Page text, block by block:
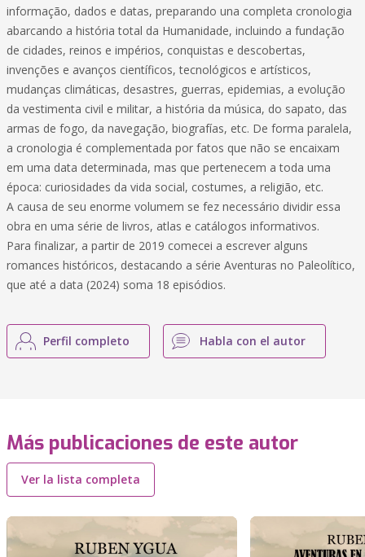
informação, dados e datas, preparando una completa cronologia
abarcando a história total da Humanidade, incluindo a fundação
de cidades, reinos e impérios, conquistas e descobertas,
invenções e avanços científicos, tecnológicos e artísticos,
mudanças climáticas, desastres, guerras, epidemias, a evolução
da vestimenta civil e militar, a história da música, do sapato, das
armas de fogo, da navegação, biografías, etc. De forma paralela,
a cronologia é complementada por fatos que não se encaixam
em uma data determinada, mas que pertenecem a toda uma
época: curiosidades da vida social, costumes, a religião, etc.
A causa de seu enorme volumem se fez necessário dividir essa
obra en uma série de livros, atlas e catálogos informativos.
Para finalizar, a partir de 2019 comecei a escrever alguns
romances históricos, destacando a série Aventuras no Paleolítico,
que até a data (2024) soma 18 episódios.
Perfil completo Habla con el autor
Más publicaciones de este autor
Ver la lista completa